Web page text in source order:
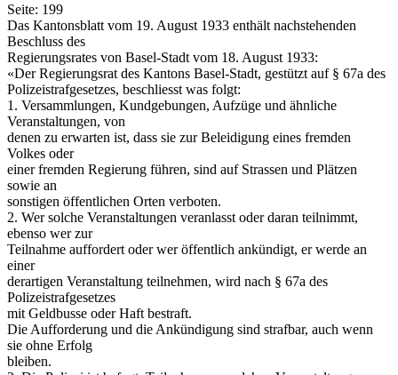
Seite: 199
Das Kantonsblatt vom 19. August 1933 enthält nachstehenden
Beschluss des
Regierungsrates von Basel-Stadt vom 18. August 1933:
«Der Regierungsrat des Kantons Basel-Stadt, gestützt auf § 67a des
Polizeistrafgesetzes, beschliesst was folgt:
1. Versammlungen, Kundgebungen, Aufzüge und ähnliche
Veranstaltungen, von
denen zu erwarten ist, dass sie zur Beleidigung eines fremden
Volkes oder
einer fremden Regierung führen, sind auf Strassen und Plätzen
sowie an
sonstigen öffentlichen Orten verboten.
2. Wer solche Veranstaltungen veranlasst oder daran teilnimmt,
ebenso wer zur
Teilnahme auffordert oder wer öffentlich ankündigt, er werde an
einer
derartigen Veranstaltung teilnehmen, wird nach § 67a des
Polizeistrafgesetzes
mit Geldbusse oder Haft bestraft.
Die Aufforderung und die Ankündigung sind strafbar, auch wenn
sie ohne Erfolg
bleiben.